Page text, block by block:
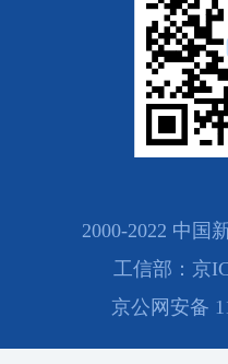
2000-2022 中国
工信部：京
京公网安备